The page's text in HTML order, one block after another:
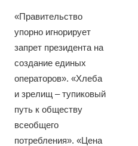
«Правительство
упорно игнорирует
запрет президента на
создание единых
операторов». «Хлеба
и зрелищ – тупиковый
путь к обществу
всеобщего
потребления». «Цена